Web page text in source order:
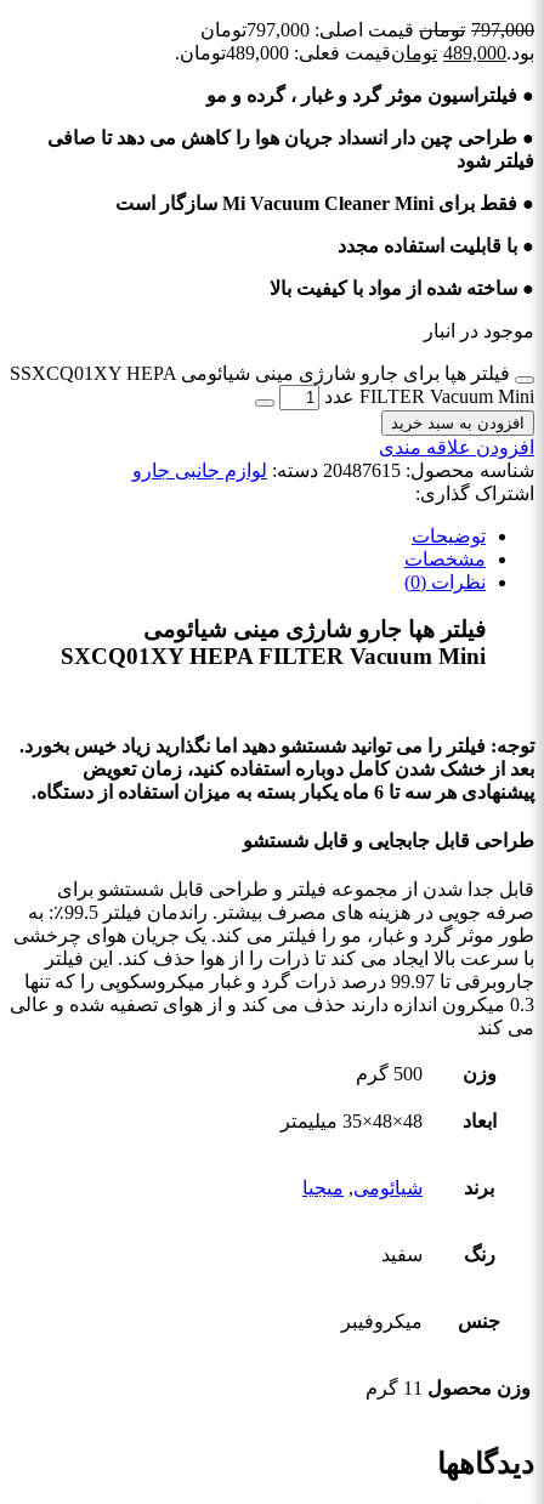
797,000 تومان
قیمت اصلی: 797,000تومان
بود.489,000 تومانقیمت فعلی: 489,000تومان.
● فیلتراسیون موثر گرد و غبار ، گرده و مو
● طراحی چین دار انسداد جریان هوا را کاهش می دهد تا صافی
فیلتر شود
● فقط برای Mi Vacuum Cleaner Mini سازگار است
● با قابلیت استفاده مجدد
● ساخته شده از مواد با کیفیت بالا
موجود در انبار
فیلتر هپا برای جارو شارژی مینی شیائومی SSXCQ01XY HEPA
FILTER Vacuum Mini عدد
افزودن به سبد خرید
افزودن علاقه مندی
شناسه محصول: 20487615 دسته: لوازم جانبی جارو
اشتراک گذاری:
توضیحات
مشخصات
نظرات (0)
فیلتر هپا جارو شارژی مینی شیائومی
SXCQ01XY HEPA FILTER Vacuum Mini
توجه: فیلتر را می توانید شستشو دهید اما نگذارید زیاد خیس بخورد.
بعد از خشک شدن کامل دوباره استفاده کنید، زمان تعویض
پیشنهادی هر سه تا 6 ماه یکبار بسته به میزان استفاده از دستگاه.
طراحی قابل جابجایی و قابل شستشو
قابل جدا شدن از مجموعه فیلتر و طراحی قابل شستشو برای
صرفه جویی در هزینه های مصرف بیشتر. راندمان فیلتر 99.5٪: به
طور موثر گرد و غبار، مو را فیلتر می کند. یک جریان هوای چرخشی
با سرعت بالا ایجاد می کند تا ذرات را از هوا حذف کند. این فیلتر
جاروبرقی تا 99.97 درصد ذرات گرد و غبار میکروسکوپی را که تنها
0.3 میکرون اندازه دارند حذف می کند و از هوای تصفیه شده و عالی
می کند
وزن 500 گرم
ابعاد 48×48×35 میلیمتر
برند شیائومی, میجیا
رنگ سفید
جنس میکروفیبر
وزن محصول 11 گرم
دیدگاهها